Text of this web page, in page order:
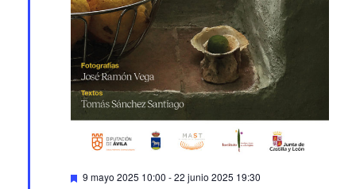
Featured
9 mayo 2025 10:00 -22 junio 2025 19:30